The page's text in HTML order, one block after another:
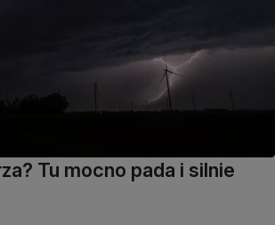
Tu mocno pada i silnie